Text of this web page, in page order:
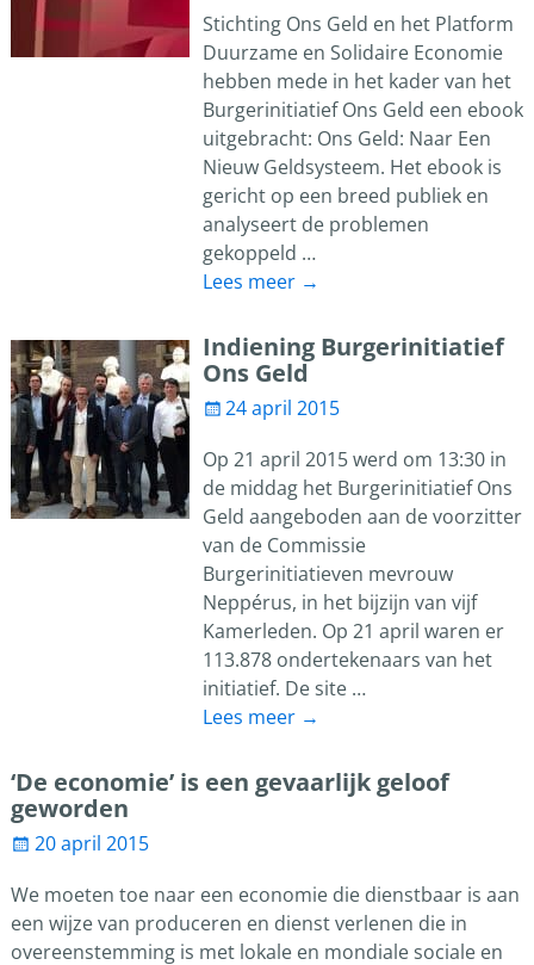
Stichting Ons Geld en het Platform
Duurzame en Solidaire Economie
hebben mede in het kader van het
Burgerinitiatief Ons Geld een ebook
uitgebracht: Ons Geld: Naar Een
Nieuw Geldsysteem. Het ebook is
gericht op een breed publiek en
analyseert de problemen
gekoppeld …
Lees meer →
Indiening Burgerinitiatief
Ons Geld
24 april 2015
Op 21 april 2015 werd om 13:30 in
de middag het Burgerinitiatief Ons
Geld aangeboden aan de voorzitter
van de Commissie
Burgerinitiatieven mevrouw
Neppérus, in het bijzijn van vijf
Kamerleden. Op 21 april waren er
113.878 ondertekenaars van het
initiatief. De site …
Lees meer →
‘De economie’ is een gevaarlijk geloof
geworden
20 april 2015
We moeten toe naar een economie die dienstbaar is aan
een wijze van produceren en dienst verlenen die in
overeenstemming is met lokale en mondiale sociale en